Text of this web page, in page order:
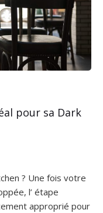
pour sa Dark
? Une fois votre
l’ étape
approprié pour